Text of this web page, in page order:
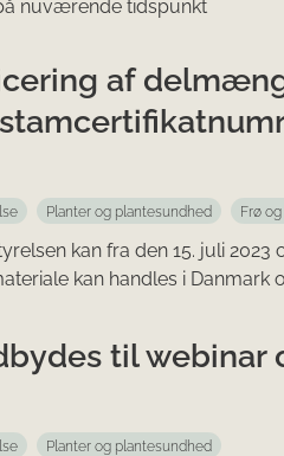
nuværende tidspunkt
af
Planter og plantesundhed Frø
kan fra den 15. juli
kan handles i Danmark
til
Planter og plantesundhed